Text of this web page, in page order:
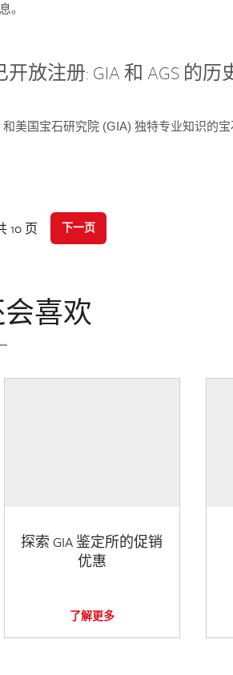
。
开放注册: GIA 和 AGS 的
美国宝石研究院 (GIA) 独特专业知识的
10 页 下一页
喜欢
探索 GIA 鉴定所的促销
优惠
了解更多